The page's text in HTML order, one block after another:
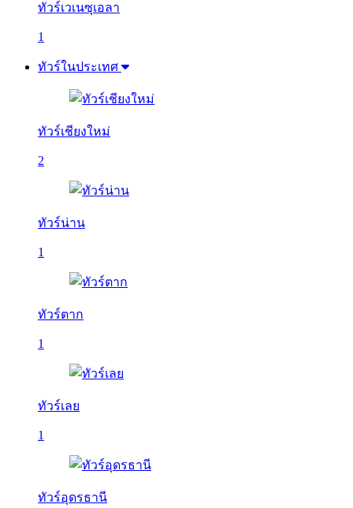
ทัวร์เวเนซุเอลา
1
ทัวร์ในประเทศ
ทัวร์เชียงใหม่
2
ทัวร์น่าน
1
ทัวร์ตาก
1
ทัวร์เลย
1
ทัวร์อุดรธานี